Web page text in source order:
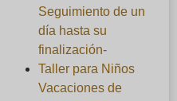
Seguimiento de un
día hasta su
finalización-
Taller para Niños
Vacaciones de